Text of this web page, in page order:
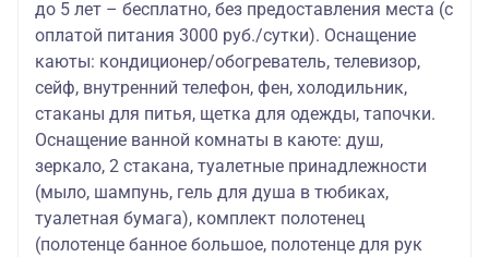
до 5 лет – бесплатно, без предоставления места (с
оплатой питания 3000 руб./сутки). Оснащение
каюты: кондиционер/обогреватель, телевизор,
сейф, внутренний телефон, фен, холодильник,
стаканы для питья, щетка для одежды, тапочки.
Оснащение ванной комнаты в каюте: душ,
зеркало, 2 стакана, туалетные принадлежности
(мыло, шампунь, гель для душа в тюбиках,
туалетная бумага), комплект полотенец
(полотенце банное большое, полотенце для рук